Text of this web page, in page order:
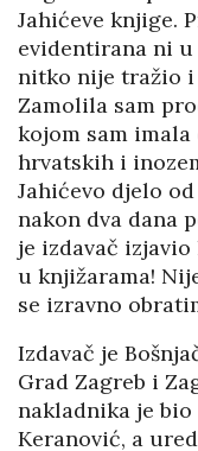
Jahićeve knjige.
evidentirana ni
nitko nije tražio i
Zamolila sam
kojom sam
hrvatskih i
Jahićevo djelo
nakon dva dana
je izdavač
u knjižarama!
se izravno
Izdavač je
Grad Zagreb i
nakladnika je bio
Keranović, a